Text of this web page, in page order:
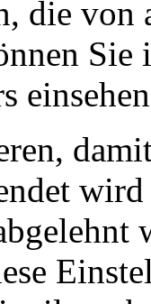
die von
Sie